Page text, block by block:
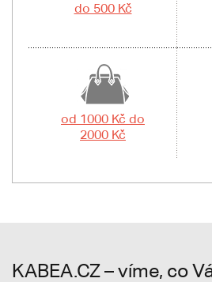
do 500 Kč
od 1000 Kč do
2000 Kč
KABEA.CZ – víme, co